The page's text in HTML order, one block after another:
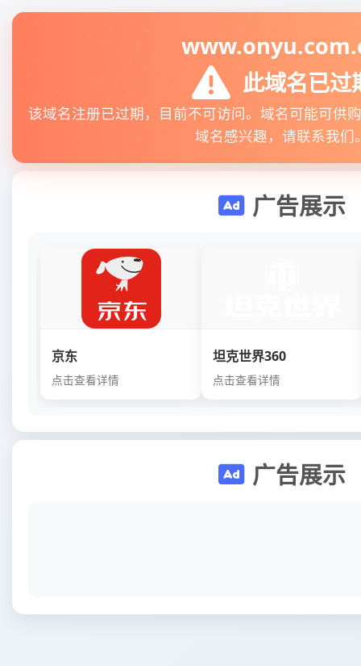
此域名已过
该域名注册已过期，目前不可访问。域名可能可供
域名感兴趣，请联系我们
广告展示
京东
点击查看详情
坦克世界360
点击查看详情
广告展示